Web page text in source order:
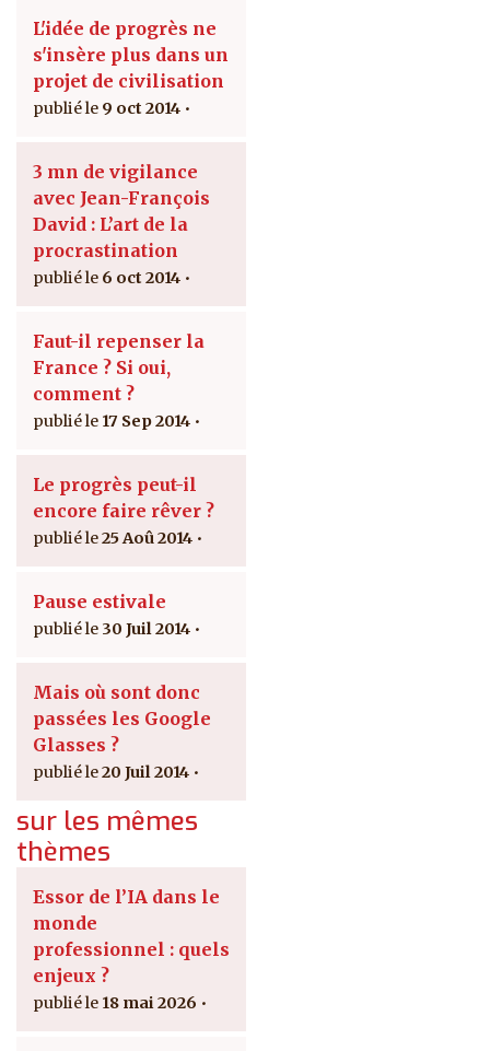
L'idée de progrès ne
s'insère plus dans un
projet de civilisation
9 oct 2014
3 mn de vigilance
avec Jean-François
David : L’art de la
procrastination
6 oct 2014
Faut-il repenser la
France ? Si oui,
comment ?
17 Sep 2014
Le progrès peut-il
encore faire rêver ?
25 Aoû 2014
Pause estivale
30 Juil 2014
Mais où sont donc
passées les Google
Glasses ?
20 Juil 2014
sur les mêmes
thèmes
Essor de l’IA dans le
monde
professionnel : quels
enjeux ?
18 mai 2026